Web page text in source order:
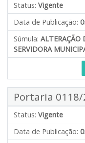
Status: Vigente
Data de Publicação:
Súmula: ALTERAÇÃO
SERVIDORA
Portaria 0118/
Status: Vigente
Data de Publicação: